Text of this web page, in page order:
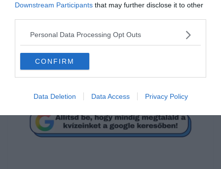
Downstream Participants that may further disclose it to other
Personal Data Processing Opt Outs
CONFIRM
Data Deletion Data Access Privacy Policy
Tudod hogyan írjuk
helyesen?
robosztus